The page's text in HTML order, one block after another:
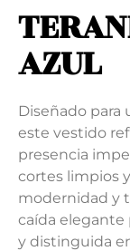
AZUL
Diseñado para
este vestido
presencia
cortes limpios
modernidad y
caída elegante
y distinguida